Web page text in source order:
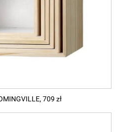
709 zł